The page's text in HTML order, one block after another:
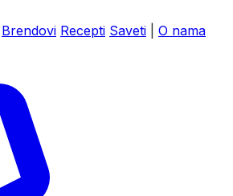
Brendovi Recepti Saveti
O nama